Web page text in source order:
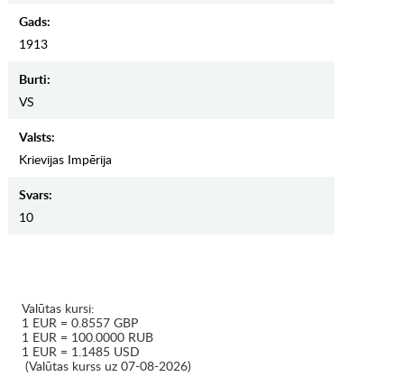
Gads:
1913
Burti:
VS
Valsts:
Krievijas Impērija
Svars:
10
Valūtas kursi:
1 EUR = 0.8557 GBP
1 EUR = 100.0000 RUB
1 EUR = 1.1485 USD
(Valūtas kurss uz 07-08-2026)